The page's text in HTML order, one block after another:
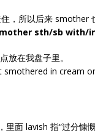
，所以后来 smother
sth/sb with/
放在我盘子里。
smothered in cream
里面 lavish 指“过分慷